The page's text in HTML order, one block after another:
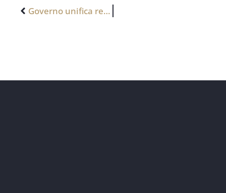
Governo unifica regras para registro público de empresas